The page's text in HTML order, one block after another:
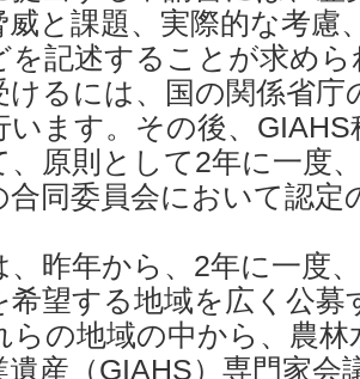
威と課題、実際的な考慮
を記述することが求め
るには、国の関係省庁
います。その後、
、原則として2年に一度
合同委員会において認定
昨年から、2年に一度
希望する地域を広く公
らの地域の中から、農
遺産（GIAHS）専門家